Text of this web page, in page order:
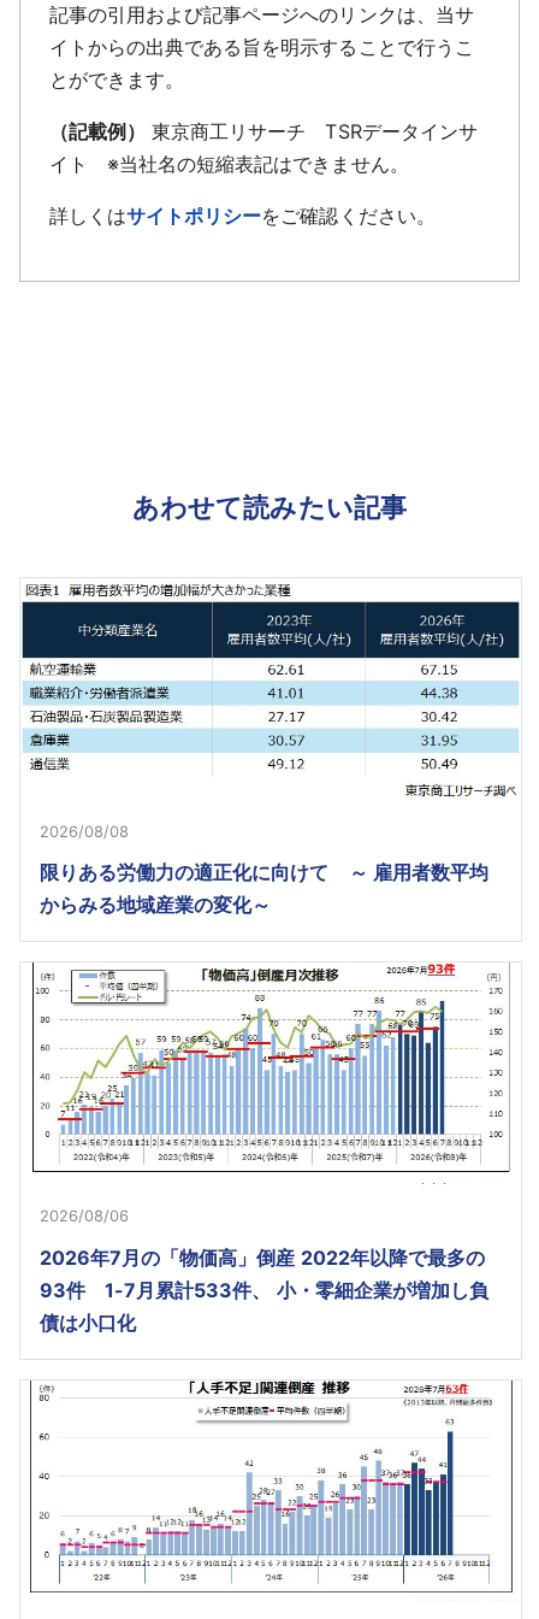
記事の引用および記事ページへのリンクは、当サ
イトからの出典である旨を明示することで行うこ
とができます。
（記載例）
東京商工リサーチ TSRデータインサ
イト ※当社名の短縮表記はできません。
詳しくはサイトポリシーをご確認ください。
あわせて読みたい記事
2026/08/08
限りある労働力の適正化に向けて ～ 雇用者数平均
からみる地域産業の変化～
2026/08/06
2026年7月の「物価高」倒産 2022年以降で最多の
93件 1-7月累計533件、 小・零細企業が増加し負
債は小口化